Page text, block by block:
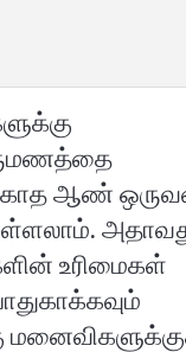
ஆண்
உரிமைகள்